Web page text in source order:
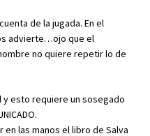
de la jugada. En el
advierte…ojo que el
hombre no quiere repetir lo de
y esto requiere un sosegado
en las manos el libro de Salva